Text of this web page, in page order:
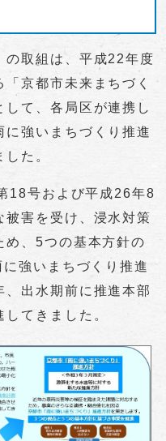
取組は、平成22年度
京都市未来まちづく
して、各局区が連携し
強いまちづくり推進
した。
18号および平成26年8
被害を受け、浸水対策
め、5つの基本方針の
強いまちづくり推進
出水期前に推進本部
てきました。